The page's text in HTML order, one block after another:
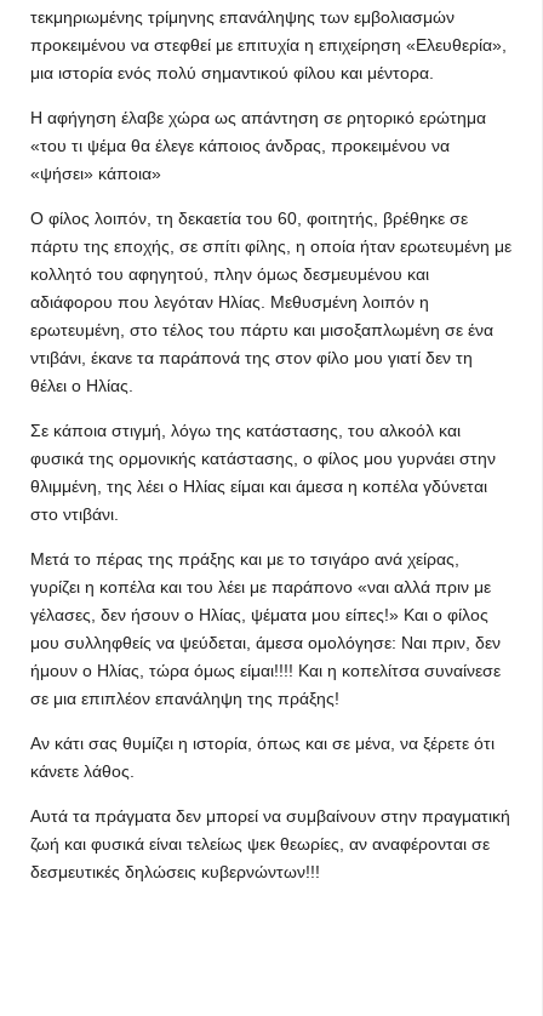
τεκμηριωμένης τρίμηνης επανάληψης των εμβολιασμών
προκειμένου να στεφθεί με επιτυχία η επιχείρηση «Ελευθερία»,
μια ιστορία ενός πολύ σημαντικού φίλου και μέντορα.
Η αφήγηση έλαβε χώρα ως απάντηση σε ρητορικό ερώτημα
«του τι ψέμα θα έλεγε κάποιος άνδρας, προκειμένου να
«ψήσει» κάποια»
Ο φίλος λοιπόν, τη δεκαετία του 60, φοιτητής, βρέθηκε σε
πάρτυ της εποχής, σε σπίτι φίλης, η οποία ήταν ερωτευμένη με
κολλητό του αφηγητού, πλην όμως δεσμευμένου και
αδιάφορου που λεγόταν Ηλίας. Μεθυσμένη λοιπόν η
ερωτευμένη, στο τέλος του πάρτυ και μισοξαπλωμένη σε ένα
ντιβάνι, έκανε τα παράπονά της στον φίλο μου γιατί δεν τη
θέλει ο Ηλίας.
Σε κάποια στιγμή, λόγω της κατάστασης, του αλκοόλ και
φυσικά της ορμονικής κατάστασης, ο φίλος μου γυρνάει στην
θλιμμένη, της λέει ο Ηλίας είμαι και άμεσα η κοπέλα γδύνεται
στο ντιβάνι.
Μετά το πέρας της πράξης και με το τσιγάρο ανά χείρας,
γυρίζει η κοπέλα και του λέει με παράπονο «ναι αλλά πριν με
γέλασες, δεν ήσουν ο Ηλίας, ψέματα μου είπες!» Και ο φίλος
μου συλληφθείς να ψεύδεται, άμεσα ομολόγησε: Ναι πριν, δεν
ήμουν ο Ηλίας, τώρα όμως είμαι!!!! Και η κοπελίτσα συναίνεσε
σε μια επιπλέον επανάληψη της πράξης!
Αν κάτι σας θυμίζει η ιστορία, όπως και σε μένα, να ξέρετε ότι
κάνετε λάθος.
Αυτά τα πράγματα δεν μπορεί να συμβαίνουν στην πραγματική
ζωή και φυσικά είναι τελείως ψεκ θεωρίες, αν αναφέρονται σε
δεσμευτικές δηλώσεις κυβερνώντων!!!